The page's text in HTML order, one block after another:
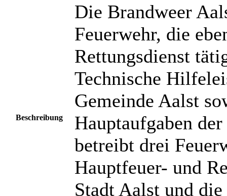
Beschreibung
Die Brandweer
Feuerwehr, die
Rettungsdienst
Technische
Gemeinde Aalst
Hauptaufgaben
betreibt drei
Hauptfeuer- und
Stadt Aalst und